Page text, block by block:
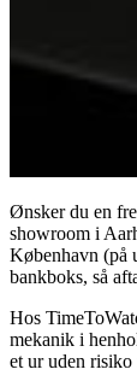
Ønsker du en
showroom i
København (på
bankboks, så
Hos
mekanik i
et ur uden risiko